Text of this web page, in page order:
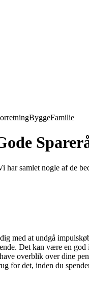
ByggeFamilie
samlet nogle af de
med at undgå
Det kan være en
overblik over dine
for det, inden du